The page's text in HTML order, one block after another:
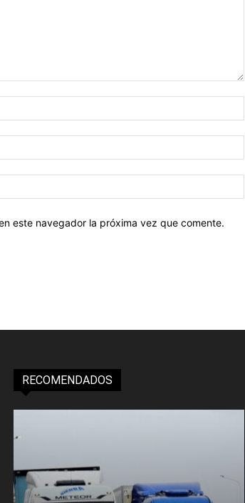
este navegador la próxima vez que comente.
RECOMENDADOS